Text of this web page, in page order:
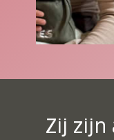
Zij zijn